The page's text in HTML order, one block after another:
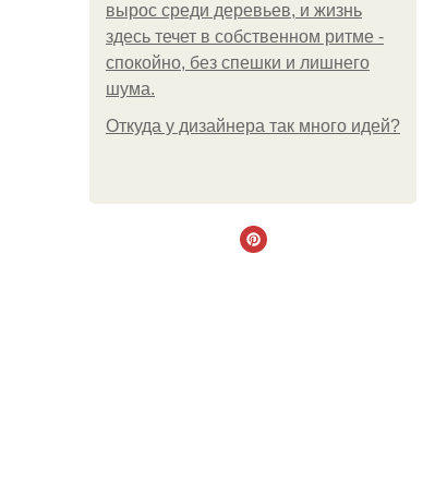
вырос среди деревьев, и жизнь
здесь течет в собственном ритме -
спокойно, без спешки и лишнего
шума.
Откуда у дизайнера так много идей?